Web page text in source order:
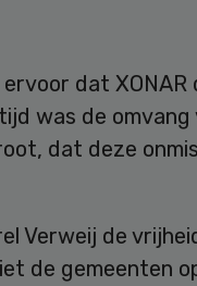
dat XONAR
was de omvang
dat deze
Verweij de
de gemeenten